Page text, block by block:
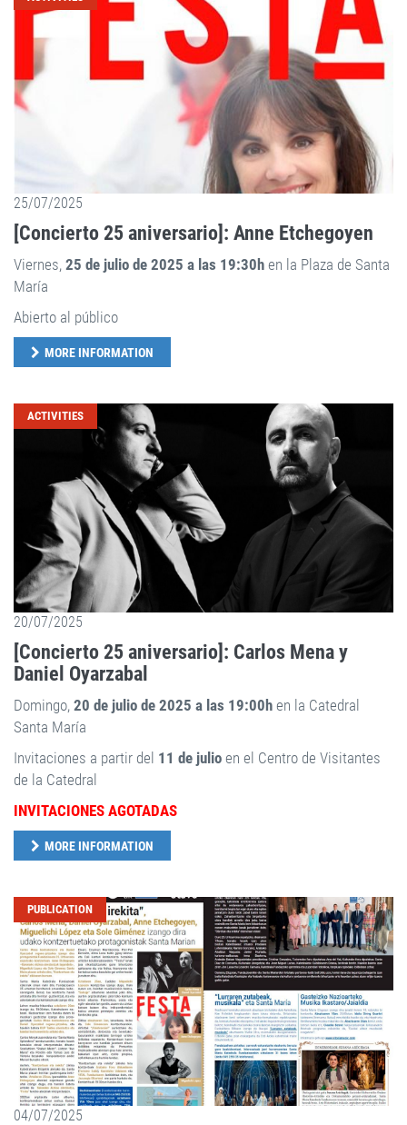
25/07/2025
[Concierto 25 aniversario]: Anne Etchegoyen
Viernes, 25 de julio de 2025 a las 19:30h en la Plaza de Santa
María
Abierto al público
MORE INFORMATION
ACTIVITIES
20/07/2025
[Concierto 25 aniversario]: Carlos Mena y
Daniel Oyarzabal
Domingo, 20 de julio de 2025 a las 19:00h en la Catedral
Santa María
Invitaciones a partir del 11 de julio en el Centro de Visitantes
de la Catedral
INVITACIONES AGOTADAS
MORE INFORMATION
PUBLICATION
04/07/2025